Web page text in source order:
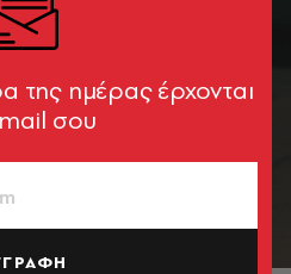
της ημέρας έρχονται
σου